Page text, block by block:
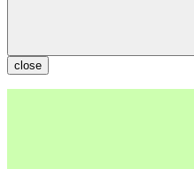
close